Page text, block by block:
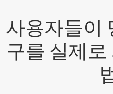
사용자들이
구를 실제